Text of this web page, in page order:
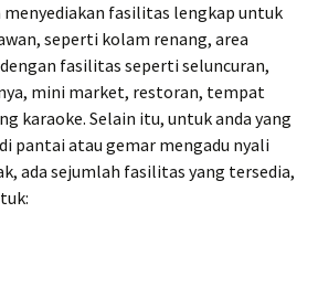
fasilitas lengkap untuk
seperti kolam renang, area
fasilitas seperti seluncuran,
mini market, restoran, tempat
karaoke. Selain itu, untuk anda yang
pantai atau gemar mengadu nyali
ada sejumlah fasilitas yang tersedia,